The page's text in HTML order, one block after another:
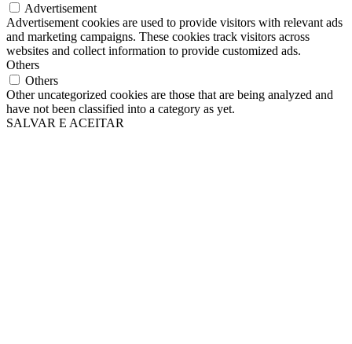
Advertisement
Advertisement cookies are used to provide visitors with relevant ads
and marketing campaigns. These cookies track visitors across
websites and collect information to provide customized ads.
Others
Others
Other uncategorized cookies are those that are being analyzed and
have not been classified into a category as yet.
SALVAR E ACEITAR